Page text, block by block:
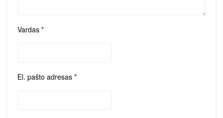
Vardas *
El. pašto adresas *